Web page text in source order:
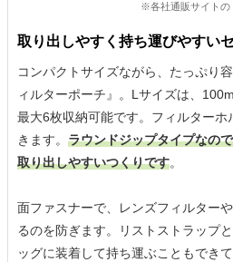
※各社通販サイトの
取り出しやすく持ち運びやすい
コンパクトサイズながら、たっぷり
ィルターポーチ』。Lサイズは、
最大6枚収納可能です。フィルター
きます。 ラウンドジップタイプなの
取り出しやすいつくりです。
面ファスナーで、レンズフィルター
るのを防ぎます。リストストラップ
ッグに装着して持ち運ぶこともできて